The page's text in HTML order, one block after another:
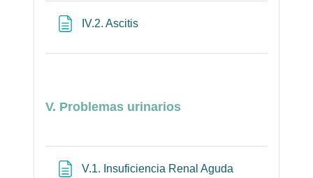
IV.2. AscitisPágina
V. Problemas urinarios
V.1. Insuficiencia Renal Aguda